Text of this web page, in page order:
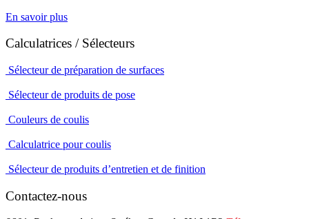
En savoir plus
Calculatrices / Sélecteurs
Sélecteur de préparation de surfaces
Sélecteur de produits de pose
Couleurs de coulis
Calculatrice pour coulis
Sélecteur de produits d’entretien et de finition
Contactez-nous